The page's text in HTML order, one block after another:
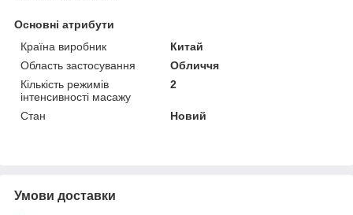
Основні атрибути
Країна виробник
Китай
Область застосування
Обличчя
Кількість режимів
інтенсивності масажу
2
Стан Новий
Умови доставки